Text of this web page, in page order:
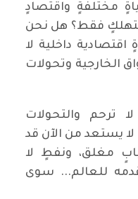
مختلفةٍ واقتصادٍ
فقط؟ هل نحن
داخلية لا
الخارجية وتحولات
ترحم والتحولات
لا يستعد من الآن قد
مغلق، ونفطٍ لا
للعالم... سوى